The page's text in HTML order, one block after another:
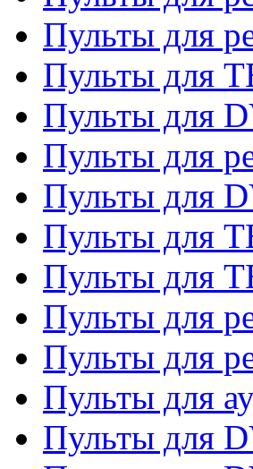
Пульты для
Пульты для
Пульты для
Пульты для
Пульты для
Пульты для
Пульты для
Пульты для
Пульты для
Пульты для
Пульты для